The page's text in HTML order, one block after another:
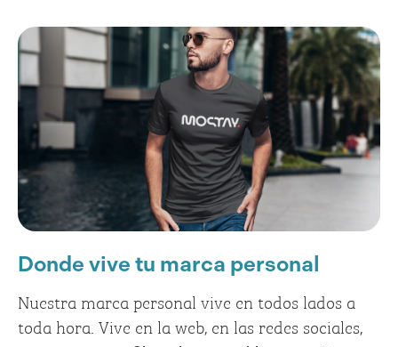
Donde vive tu marca personal
Nuestra marca personal vive en todos lados a
toda hora. Vive en la web, en las redes sociales,